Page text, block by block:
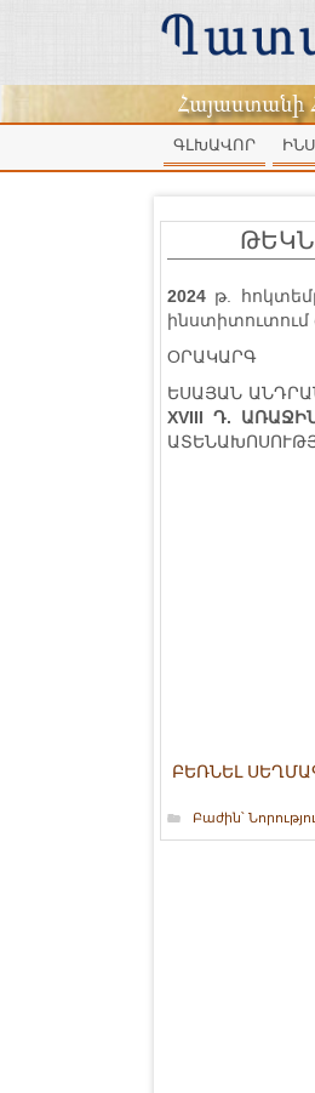
ԳԼԽԱՎՈՐ
2024 թ.
ОՐԱԿԱՐԳ
ԵՍԱՅԱՆ
XVIII Դ.
ԲԵՌՆԵԼ
Բաժին՝